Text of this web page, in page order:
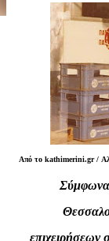
Από το kathimerini.gr /
Σύμφωνα
επιχειρήσεων